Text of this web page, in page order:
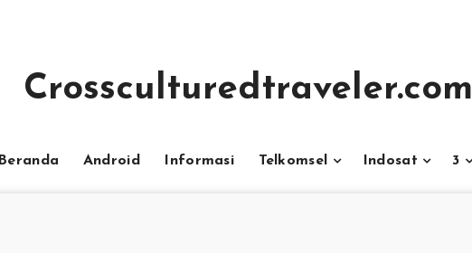
Crossculturedtraveler.com
Beranda Android Informasi Telkomsel Indosat 3